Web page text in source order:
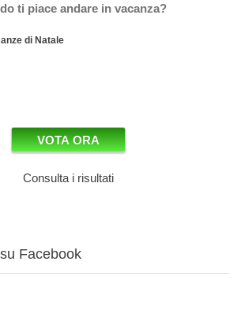
ti piace andare in vacanza?
di Natale
Consulta i risultati
Facebook